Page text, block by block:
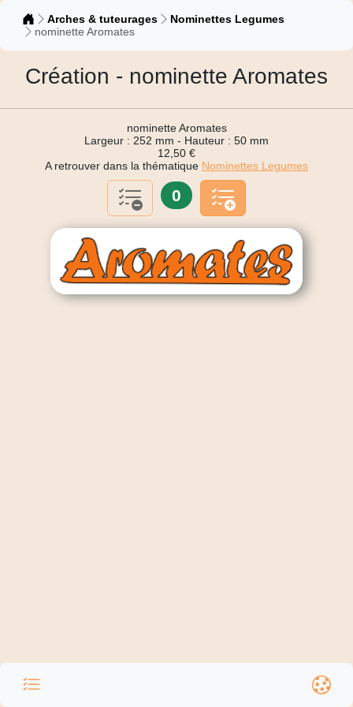
Catalogue
Arches & tuteurages
Nominettes Legumes
nominette Aromates
Création - nominette Aromates
nominette Aromates
Largeur : 252 mm - Hauteur : 50 mm
12,50 €
A retrouver dans la thématique Nominettes Legumes
0